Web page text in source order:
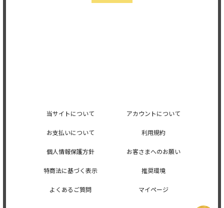
当サイトについて アカウントについて
お支払いについて 利用規約
個人情報保護方針 お客さまへのお願い
特商法に基づく表示 推奨環境
よくあるご質問 マイページ